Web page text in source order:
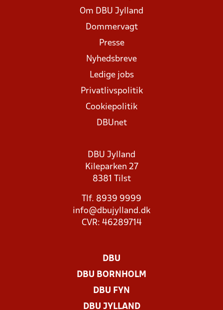
Om DBU Jylland
Dommervagt
Presse
Nyhedsbreve
Ledige jobs
Privatlivspolitik
Cookiepolitik
DBUnet
DBU Jylland
Kileparken 27
8381 Tilst
Tlf. 8939 9999
info@dbujylland.dk
CVR: 46289714
DBU
DBU BORNHOLM
DBU FYN
DBU JYLLAND